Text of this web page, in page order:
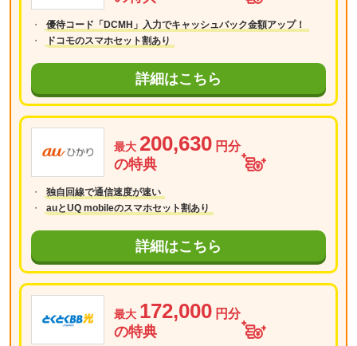
優待コード「DCMH」入力でキャッシュバック金額アップ！
ドコモのスマホセット割あり
詳細はこちら
最大 200,630 円分
の特典
独自回線で通信速度が速い
auとUQ mobileのスマホセット割あり
詳細はこちら
最大 172,000 円分
の特典